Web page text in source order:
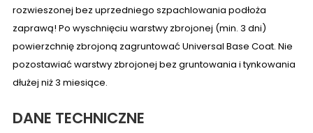
rozwieszonej bez uprzedniego szpachlowania podłoża
zaprawą! Po wyschnięciu warstwy zbrojonej (min. 3 dni)
powierzchnię zbrojoną zagruntować Universal Base Coat. Nie
pozostawiać warstwy zbrojonej bez gruntowania i tynkowania
dłużej niż 3 miesiące.
DANE TECHNICZNE